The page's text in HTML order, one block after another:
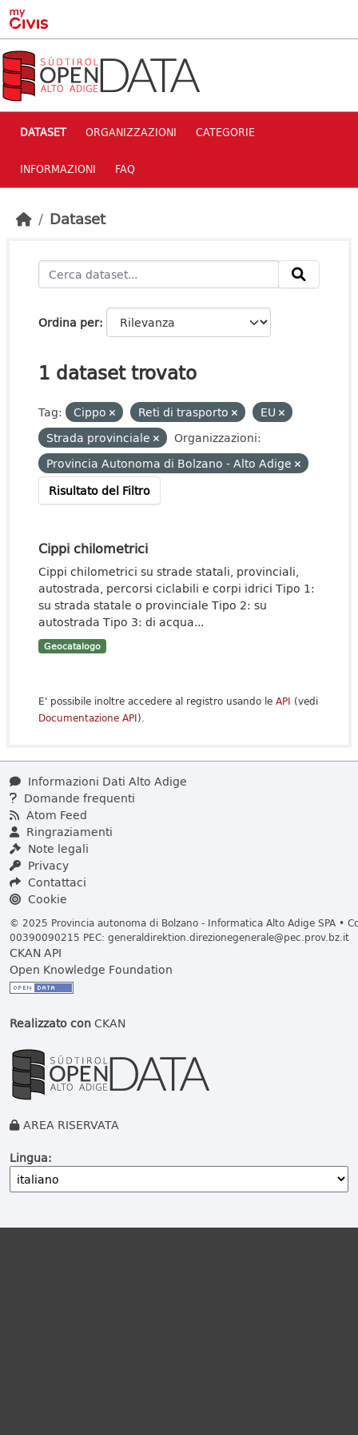
Skip to main content
DATASET ORGANIZZAZIONI CATEGORIE
INFORMAZIONI FAQ
Dataset
Ordina per
1 dataset trovato
Tag: Cippo Reti di trasporto
EU
Strada provinciale
Organizzazioni:
Provincia Autonoma di Bolzano - Alto Adige
Risultato del Filtro
Cippi chilometrici
Cippi chilometrici su strade statali, provinciali,
autostrada, percorsi ciclabili e corpi idrici Tipo 1:
su strada statale o provinciale Tipo 2: su
autostrada Tipo 3: di acqua...
Geocatalogo
E' possibile inoltre accedere al registro usando le API (vedi
Documentazione API).
Informazioni Dati Alto Adige
Domande frequenti
Atom Feed
Ringraziamenti
Note legali
Privacy
Contattaci
Cookie
© 2025 Provincia autonoma di Bolzano - Informatica Alto Adige SPA •
00390090215 PEC: generaldirektion.direzionegenerale@pec.prov.bz.it
CKAN API
Open Knowledge Foundation
Realizzato conCKAN
AREA RISERVATA
Lingua